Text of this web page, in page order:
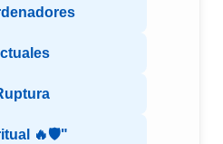
🔥🛡️"